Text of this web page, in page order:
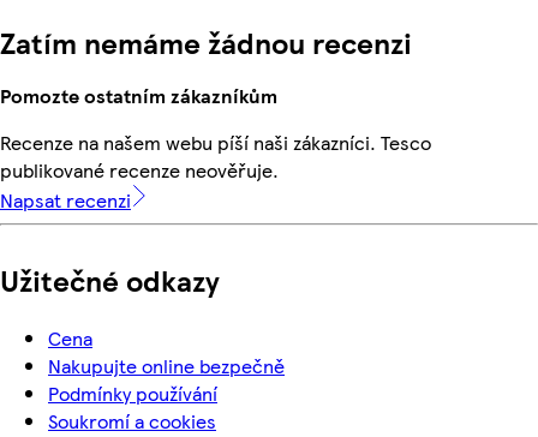
Zatím nemáme žádnou recenzi
Pomozte ostatním zákazníkům
Recenze na našem webu píší naši zákazníci. Tesco
publikované recenze neověřuje.
Napsat recenzi
Užitečné odkazy
Cena
Nakupujte online bezpečně
Podmínky používání
Soukromí a cookies